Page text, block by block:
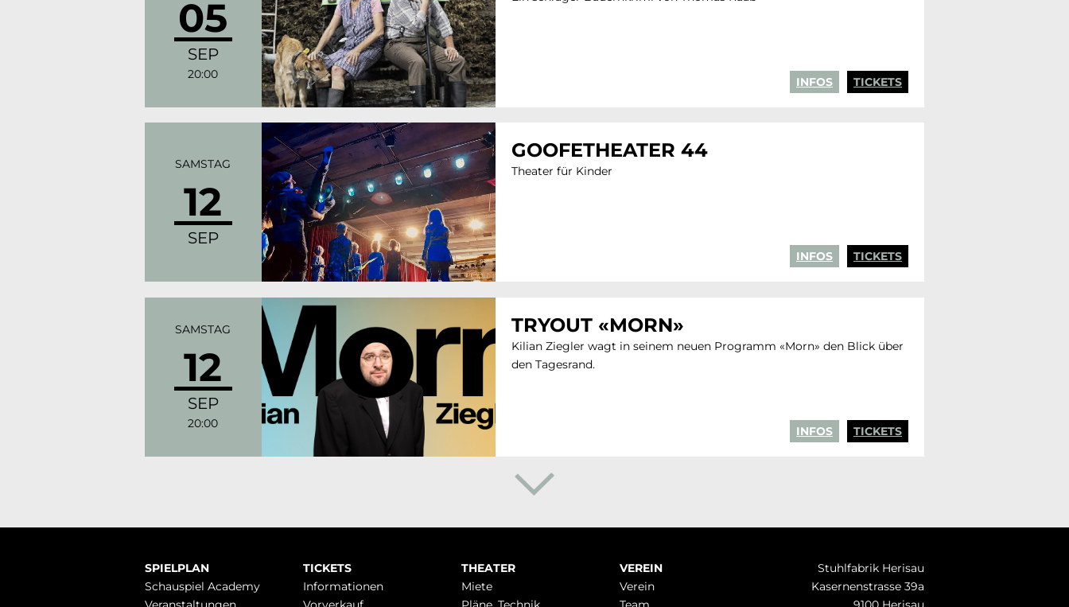
05
SEP
20:00
INFOS TICKETS
SAMSTAG
12
SEP
GOOFETHEATER 44
Theater für Kinder
INFOS TICKETS
SAMSTAG
12
SEP
20:00
TRYOUT «MORN»
Kilian Ziegler wagt in seinem neuen Programm «Morn» den Blick über
den Tagesrand.
INFOS TICKETS
Navigation
überspringen
SPIELPLAN
Schauspiel Academy
TICKETS
Infor­mationen
THEATER
Miete
VEREIN
Verein
Stuhlfabrik Herisau
Kasernenstrasse 39a